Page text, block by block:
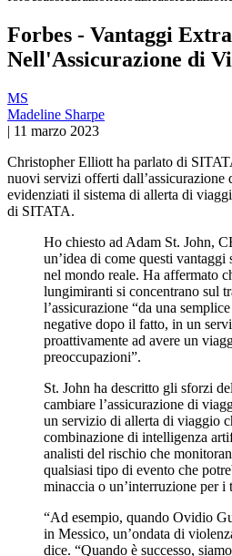
Forbes - Vantaggi Extra
Nell'Assicurazione di
MS
Madeline Sharpe
| 11 marzo 2023
Christopher Elliott ha parlato di
nuovi servizi offerti dall’assicurazione
evidenziati il sistema di allerta di
di SITATA.
Ho chiesto ad Adam St. John,
un’idea di come questi
nel mondo reale. Ha affermato
lungimiranti si concentrano sul
l’assicurazione “da una
negative dopo il fatto, in un
proattivamente ad avere un
preoccupazioni”.
St. John ha descritto gli sforzi
cambiare l’assicurazione di
un servizio di allerta di viaggio
combinazione di intelligenza
analisti del rischio che
qualsiasi tipo di evento che
minaccia o un’interruzione per i
“Ad esempio, quando Ovidio
in Messico, un’ondata di
dice. “Quando è successo,